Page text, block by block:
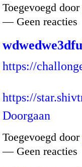
Toegevoegd door
— Geen reacties
https://
https://
Doorgaan
Toegevoegd door
— Geen reacties